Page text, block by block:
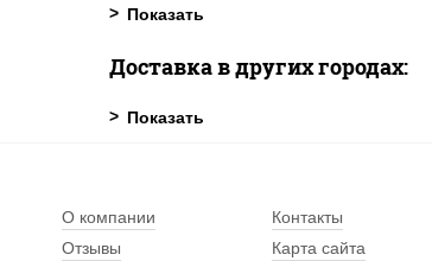
Доставка в других городах:
О компании Контакты
Отзывы
Карта сайта